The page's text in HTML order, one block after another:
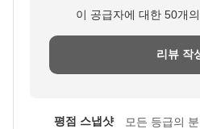
이 공급자에 대한 50개
리뷰 작
평점 스냅샷 모든 등급의